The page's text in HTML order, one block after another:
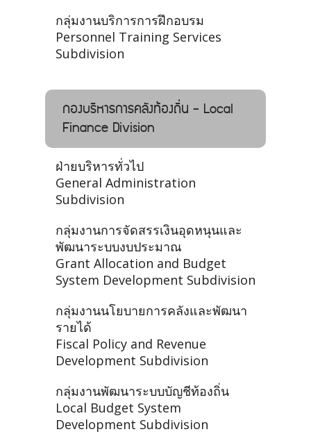
กลุ่มงานบริการการฝึกอบรม
Personnel Training Services
Subdivision
กองบริหารการคลังท้องถิ่น - Local
Finance Division
ฝ่ายบริหารทั่วไป
General Administration
Subdivision
กลุ่มงานการจัดสรรเงินอุดหนุนและ
พัฒนาระบบงบประมาณ
Grant Allocation and Budget
System Development Subdivision
กลุ่มงานนโยบายการคลังและพัฒนา
รายได้
Fiscal Policy and Revenue
Development Subdivision
กลุ่มงานพัฒนาระบบบัญชีท้องถิ่น
Local Budget System
Development Subdivision